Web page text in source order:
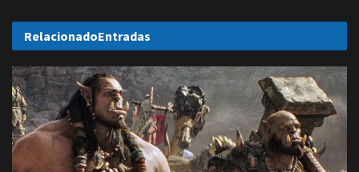
RelacionadoEntradas